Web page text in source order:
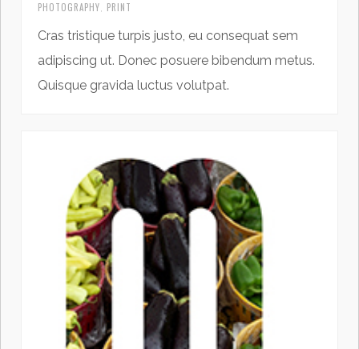
PHOTOGRAPHY, PRINT
Cras tristique turpis justo, eu consequat sem
adipiscing ut. Donec posuere bibendum metus.
Quisque gravida luctus volutpat.